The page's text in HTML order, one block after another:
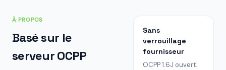
À PROPOS
Basé sur le
serveur OCPP
Sans
verrouillage
fournisseur
OCPP 1.6J ouvert.